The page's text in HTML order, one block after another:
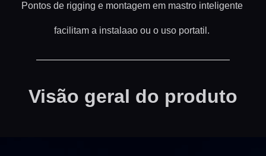
Pontos de rigging e montagem em mastro inteligente
facilitam a instalaao ou o uso portatil.
Visão geral do produto